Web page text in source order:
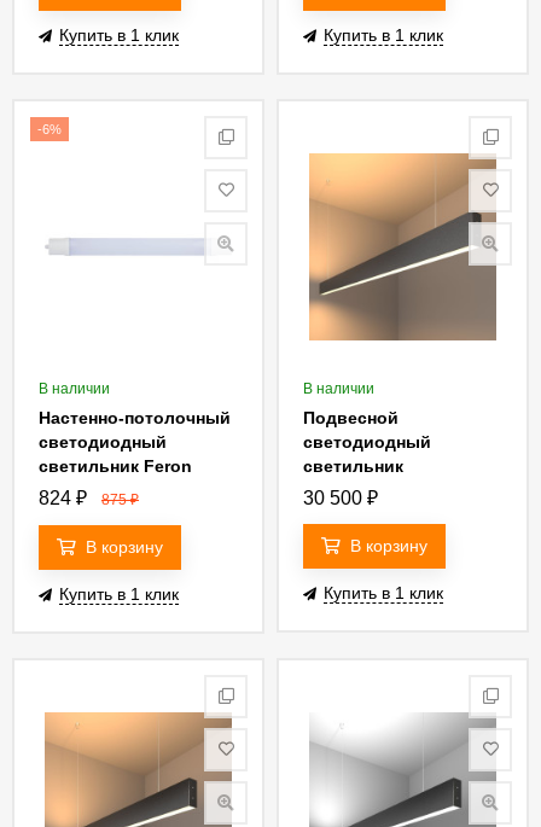
Купить в 1 клик Купить в 1 клик
-6%
В наличии
Настенно-потолочный
светодиодный
светильник Feron
AL5090 32597
824 ₽ 875₽
В корзину
Купить в 1 клик
В наличии
Подвесной
светодиодный
светильник
Elektrostandard LSG-
4690389133534
30 500 ₽
В корзину
Купить в 1 клик